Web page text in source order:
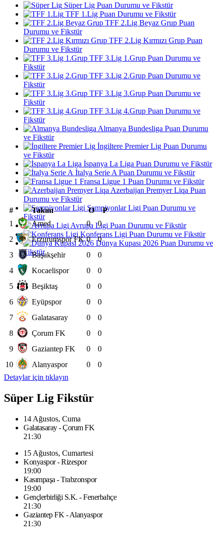
Süper Lig Puan Durumu ve Fikstür
TFF 1.Lig Puan Durumu ve Fikstür
TFF 2.Lig Beyaz Grup Puan
Durumu ve Fikstür
TFF 2.Lig Kırmızı Grup Puan
Durumu ve Fikstür
TFF 3.Lig 1.Grup Puan Durumu ve
Fikstür
TFF 3.Lig 2.Grup Puan Durumu ve
Fikstür
TFF 3.Lig 3.Grup Puan Durumu ve
Fikstür
TFF 3.Lig 4.Grup Puan Durumu ve
Fikstür
Almanya Bundesliga Puan Durumu
ve Fikstür
İngiltere Premier Lig Puan Durumu
ve Fikstür
İspanya La Liga Puan Durumu ve Fikstür
İtalya Serie A Puan Durumu ve Fikstür
Fransa Ligue 1 Puan Durumu ve Fikstür
Azerbaijan Premyer Liqa Puan
Durumu ve Fikstür
Şampiyonlar Ligi Puan Durumu ve
Fikstür
Avrupa Ligi Puan Durumu ve Fikstür
Konferans Ligi Puan Durumu ve Fikstür
Dünya Kupası 2026 Puan Durumu ve
Fikstür
# Takım O
P
1
Amed 0
0
2
Erzurumspor FK 0
0
3
Başakşehir 0
0
4
Kocaelispor 0
0
5
Beşiktaş 0
0
6
Eyüpspor 0
0
7
Galatasaray 0
0
8
Çorum FK 0
0
9
Gaziantep FK 0
0
10
Alanyaspor 0
0
Detaylar için tıklayın
Süper Lig Fikstür
14 Ağustos, Cuma
Galatasaray - Çorum FK
21:30
15 Ağustos, Cumartesi
Konyaspor - Rizespor
19:00
Kasımpaşa - Trabzonspor
19:00
Gençlerbirliği S.K. - Fenerbahçe
21:30
Gaziantep FK - Alanyaspor
21:30